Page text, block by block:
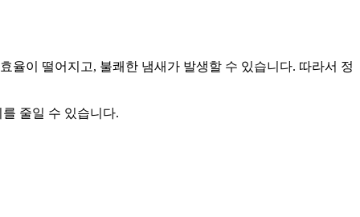
율이 떨어지고, 불쾌한 냄새가 발생할 수 있습니다. 따라서 정
줄일 수 있습니다.